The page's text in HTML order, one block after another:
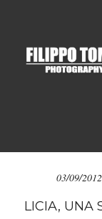
03/09/2012
LICIA, UNA